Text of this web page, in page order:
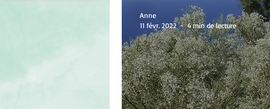
Anne
11 févr. 2022
4 min de lecture